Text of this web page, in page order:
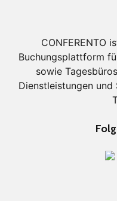
CONFERENTO
Buchungsplattform
sowie
Dienstleistungen